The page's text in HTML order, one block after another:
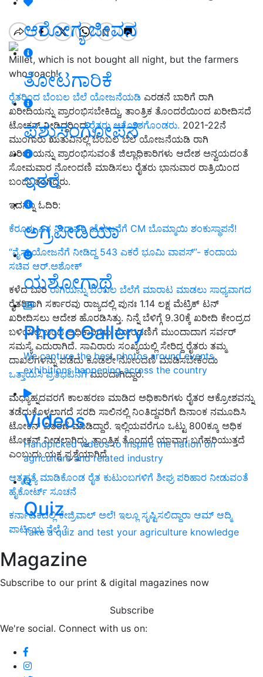
ಆರೋಗ್ಯ ಜೀವನ
ತೋಟಗಾರಿಕೆ
ಪಶುಸಂಗೋಪನೆ
ಇತರೆ
ಅಗ್ರಿಪೀಡಿಯಾ
ಯಶೋಗಾಥೆ
Photo Gallery
We capture the best photos around events,
exhibitions happening across the country
Videos
Handpicked videos to inspire the nation on
agriculture and related industry
Quiz
Take a quiz and test your agriculture knowledge
Magazine
Subscribe to our print & digital magazines now
Subscribe
We're social. Connect with us on:
Millet, which is not bought all night, but the farmers
who roach!
ರೈತರಿಂದ ಬೆಂಬಲ ಬೆಲೆ ಯೋಜನೆಯಡಿ ಎರಡನೆ ಬಾರಿಗೆ ರಾಗಿ
ಖರೀದಿಯನ್ನು ಪ್ರಾರಂಭಿಸಬೇಕಿದ್ದು, ತಾಂತ್ರಿಕ ತೊಂದರೆಯಿಂದ ಖರೀದಿಸದೆ
ಟೋಕನ್ ನೀಡಿದ್ದರಿಂದರೈತರು ಆಕ್ರೋಶಗೊಂಡರು. 2021-22ನೆ
ಮುಂಗಾರು ಋತುವಿನಲ್ಲಿ ಬೆಂಬಲ ಬೆಲೆ ಯೋಜನೆಯಡಿ ರಾಗಿ
ಖರೀದಿಯನ್ನು ಪ್ರಾರಂಭಿಸುವಂತೆ ಜಿಲ್ಲಾಧಿಕಾರಿಗಳು ಆದೇಶ ಅನ್ವಯದಂತೆ
ಸೋಮವಾರ ನೋಂದಣಿ ಮಾಡಿಸಲು ರೈತರು ಭಾನುವಾರ ರಾತ್ರಿಯಿಂದ
ಬಂದು ತಂಗಿದ್ದರು.
ಇದನ್ನೂ ಓದಿರಿ:
ಕೆರೂರು ಏತ ನೀರಾವರಿ ಯೋಜನೆಗೆ CM ಬೊಮ್ಮಾಯಿ ಶಂಕುಸ್ಥಾಪನೆ!
“ನೈಸ್ ಯೋಜನೆಗೆ ನೀಡಿದ್ದ 543 ಎಕರೆ ಭೂಮಿ ವಾಪಸ್”- ಕಂದಾಯ
ಸಚಿವ ಆರ್.ಅಶೋಕ್
ಕಳೆದ ಬಾರಿರಾಗಿಯನ್ನು ಬೆಂಬಲ ಬೆಲೆಗೆ ಮಾರಾಟ ಮಾಡಲು ಸಾಧ್ಯವಾಗದ
ರೈತರಿಗಾಗಿ ಸರ್ಕಾರವು ರಾಜ್ಯದಲ್ಲಿ ಪುನಃ 1.14 ಲಕ್ಷ ಮೆಟ್ರಿಕ್ ಟನ್
ಖರೀದಿಸಲು ಆದೇಶ ಹೊರಡಿಸಿತ್ತು. ನಿನ್ನೆ ಬೆಳಿಗ್ಗೆ 9.30ಕ್ಕೆ ಖರೀದಿ ಕೇಂದ್ರದ
ಬಳಿಯಲ್ಲಿ ಬಂದ ಅಧಿಕಾರಿಗಳು ನೋಂದಣಿಗೆ ಮುಂದಾದಾಗ ಸರ್ವರ್
ಸಮಸ್ಯೆ ಎದುರಾಗಿದೆ. ಸಾವಿರಾರು ಸಂಖ್ಯೆಯಲ್ಲಿ ಸೇರಿದ್ದ ರೈತರು ತಮ್ಮ
ದಾಖಲೆಗಳನ್ನು ಪಡೆದು ಕೂಡಲೇ ನೋಂದಣಿ ಮಾಡಿಸಬೇಕೆಂದು
ಒತ್ತಾಯಿಸಿ ಪ್ರತಿಭಟನೆಗೆಮುಂದಾಗಿದ್ದಾರೆ.
ಮಧ್ಯಾಹ್ನದವರಗೆ ಕಾಲಹರಣ ಮಾಡಿದ ಅಧಿಕಾರಿಗಳು ರೈತರ ಆಕ್ರೋಶವನ್ನು
ತಡೆದುಕೊಳ್ಳಲಾಗದೆ ಸರದಿ ಸಾಲಿನಲ್ಲಿ ನಿಂತಿದ್ದವರಿಗೆ ದಿನಾಂಕ ನಮೂದಿಸಿ
ಟೋಕನ್ ವಿತರಣೆ ಮಾಡಿದ್ದಾರೆ. ಇಲ್ಲಿಯವರೆಗೂ ಒಟ್ಟು 800ಕ್ಕೂ ಅಧಿಕ
ಟೋಕನ್ ನೀಡಲಾಗಿದ್ದು, ತಾಂತ್ರಿಕ ತೊಂದರೆ ಯಾವಾಗ ಬಗೆಹರಿಯುತ್ತದೆ
ಎಂಬುದು ಯಕ್ಷ ಪ್ರಶ್ನೆಯಾಗಿದೆ.
ಆತ್ಮಹತ್ಯೆ ಮಾಡಿಕೊಂಡ ರೈತ ಕುಟುಂಬಗಳಿಗೆ ಶೀಘ್ರ ಪರಿಹಾರ ನೀಡುವಂತೆ
ಹೈಕೋರ್ಟ್‌ ಸೂಚನೆ
ಕರ್ನಾಟಕದಲ್ಲಿ ಕೇಜ್ರಿವಾಲ್ ಅಲೆ! ಇಲ್ಲೂ ಸೃಷ್ಟಿಸಲಿದ್ದಾರಾ ಆಮ್ ಆದ್ಮಿ
ಪಾರ್ಟಿಯ ನೆಲೆ ?